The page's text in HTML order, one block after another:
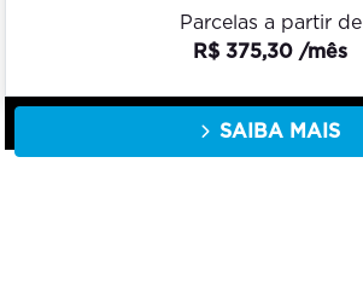
Parcelas a partir de
R$ 375,30 /mês
SAIBA MAIS